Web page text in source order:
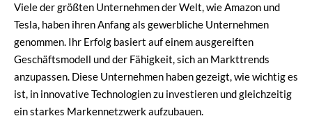
Viele der größten Unternehmen der Welt, wie Amazon und
Tesla, haben ihren Anfang als gewerbliche Unternehmen
genommen. Ihr Erfolg basiert auf einem ausgereiften
Geschäftsmodell und der Fähigkeit, sich an Markttrends
anzupassen. Diese Unternehmen haben gezeigt, wie wichtig es
ist, in innovative Technologien zu investieren und gleichzeitig
ein starkes Markennetzwerk aufzubauen.